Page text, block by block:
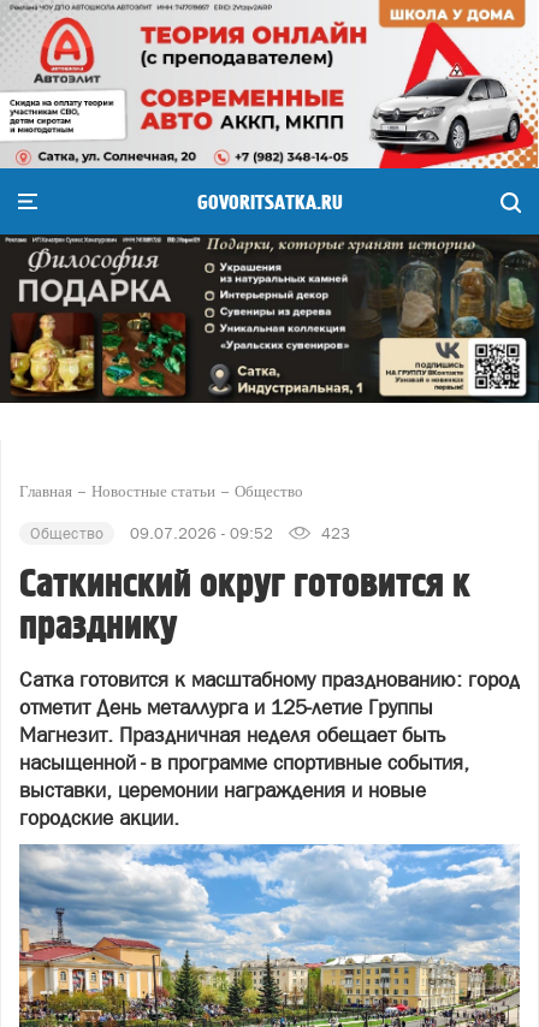
GOVORITSATKA.RU
Главная Новостные статьи Общество
Общество 09.07.2026 - 09:52 423
Саткинский округ готовится к
празднику
Сатка готовится к масштабному празднованию: город
отметит День металлурга и 125‑летие Группы
Магнезит. Праздничная неделя обещает быть
насыщенной - в программе спортивные события,
выставки, церемонии награждения и новые
городские акции.